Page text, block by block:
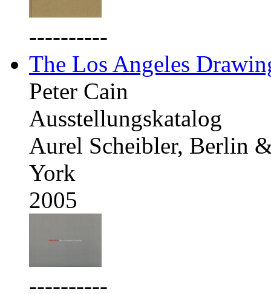
----------
The Los Angeles
Peter Cain
Ausstellungskatalog
Aurel Scheibler, Berlin
York
2005
----------